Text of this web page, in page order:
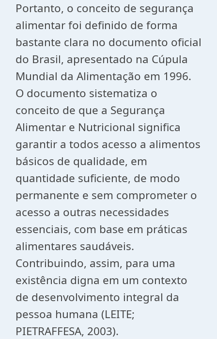
Portanto, o conceito de segurança
alimentar foi definido de forma
bastante clara no documento oficial
do Brasil, apresentado na Cúpula
Mundial da Alimentação em 1996.
O documento sistematiza o
conceito de que a Segurança
Alimentar e Nutricional significa
garantir a todos acesso a alimentos
básicos de qualidade, em
quantidade suficiente, de modo
permanente e sem comprometer o
acesso a outras necessidades
essenciais, com base em práticas
alimentares saudáveis.
Contribuindo, assim, para uma
existência digna em um contexto
de desenvolvimento integral da
pessoa humana (LEITE;
PIETRAFFESA, 2003).